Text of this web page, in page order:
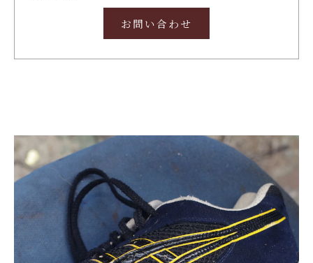
お問い合わせ